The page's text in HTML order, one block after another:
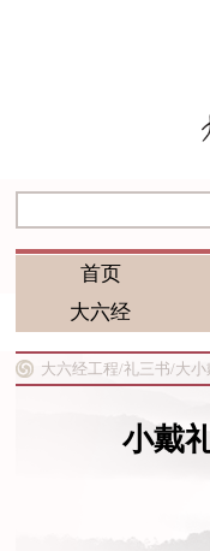
首页
大六经
大六经工程/礼三书/大小
小戴